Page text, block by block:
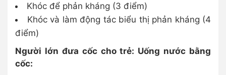
Khóc để phản kháng (3 điểm)
Khóc và làm động tác biểu thị phản kháng (4
điểm)
Người lớn đưa cốc cho trẻ: Uống nước bằng
cốc: